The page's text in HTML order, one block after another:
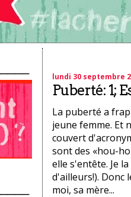
lundi 30 septembre
Puberté: 1;
La puberté a
jeune femme. Et
couvert
sont des «hou-
elle s'entête. Je
d'ailleurs!). Donc
moi, sa mère...